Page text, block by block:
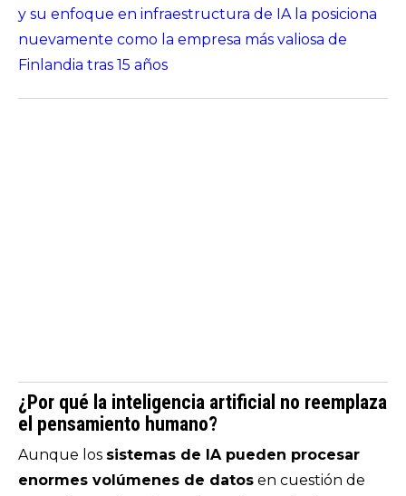
y su enfoque en infraestructura de IA la posiciona
nuevamente como la empresa más valiosa de
Finlandia tras 15 años
¿Por qué la inteligencia artificial no reemplaza
el pensamiento humano?
Aunque los sistemas de IA pueden procesar
enormes volúmenes de datos en cuestión de